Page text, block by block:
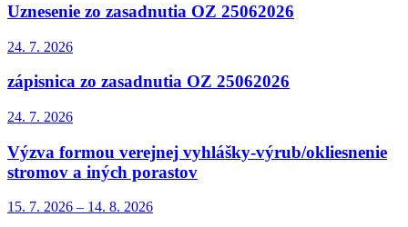
Uznesenie zo zasadnutia OZ 25062026
24. 7. 2026
zápisnica zo zasadnutia OZ 25062026
24. 7. 2026
Výzva formou verejnej vyhlášky-výrub/okliesnenie
stromov a iných porastov
15. 7. 2026 – 14. 8. 2026